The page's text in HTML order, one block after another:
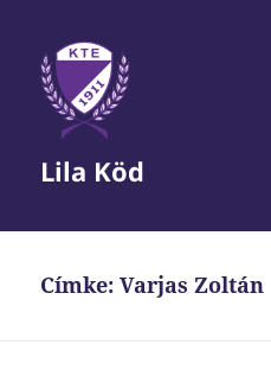
Lila Köd
Címke:Varjas Zoltán